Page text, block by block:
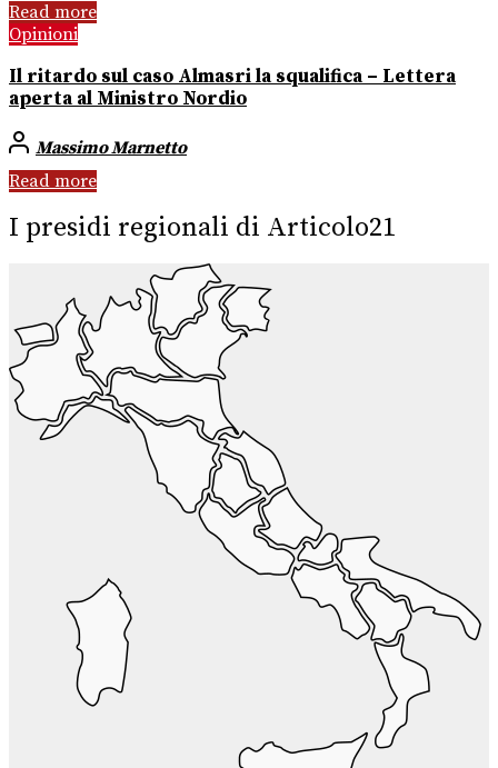
Read more
Opinioni
Il ritardo sul caso Almasri la squalifica – Lettera
aperta al Ministro Nordio
Massimo Marnetto
Read more
I presidi regionali di Articolo21